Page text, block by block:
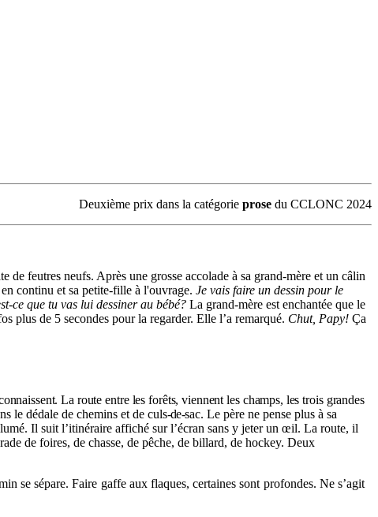
Deuxième prix dans la catégorie prose du CCLONC 2024
de feutres neufs. Après une grosse accolade à sa grand-mère et un câlin
continu et sa petite-fille à l'ouvrage. Je vais faire un dessin pour le
ce que tu vas lui dessiner au bébé? La grand-mère est enchantée que le
plus de 5 secondes pour la regarder. Elle l’a remarqué. Chut, Papy! Ça
La route entre les forêts, viennent les champs, les trois grandes
le dédale de chemins et de culs-de-sac. Le père ne pense plus à sa
Il suit l’itinéraire affiché sur l’écran sans y jeter un œil. La route, il
de foires, de chasse, de pêche, de billard, de hockey. Deux
se sépare. Faire gaffe aux flaques, certaines sont profondes. Ne s’agit